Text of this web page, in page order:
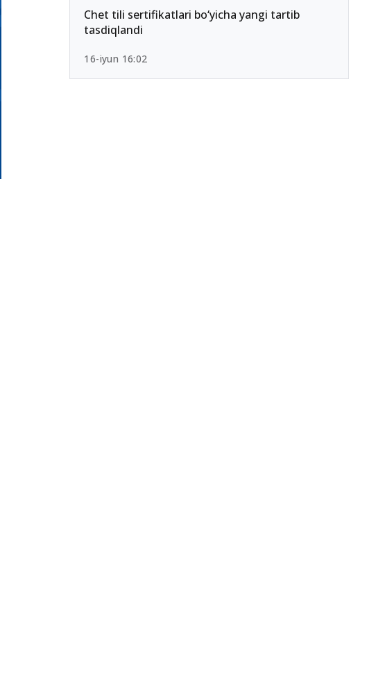
Chet tili sertifikatlari bo‘yicha yangi tartib
tasdiqlandi
16-iyun 16:02